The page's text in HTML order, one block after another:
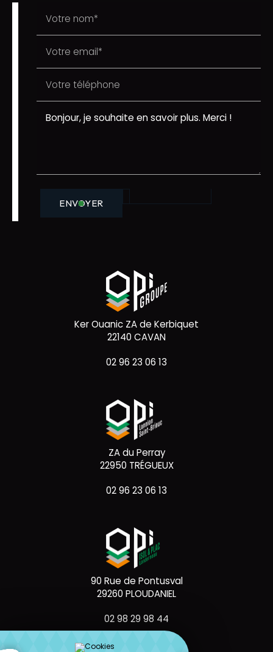
ENVOYER
Ker Ouanic ZA de Kerbiquet
22140 CAVAN
02 96 23 06 13
ZA du Perray
22950 TRÉGUEUX
02 96 23 06 13
90 Rue de Pontusval
29260 PLOUDANIEL
02 98 29 98 44